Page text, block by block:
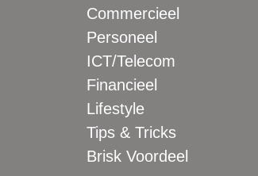
Commercieel
Personeel
ICT/Telecom
Financieel
Lifestyle
Tips & Tricks
Brisk Voordeel